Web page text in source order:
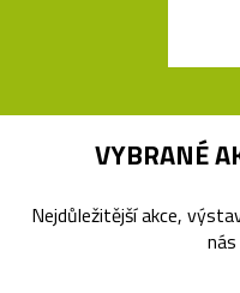
VYBRANÉ
Nejdůležitější akce,